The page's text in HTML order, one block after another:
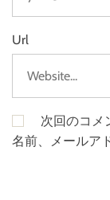
Url
次回のコメ
名前、メールア